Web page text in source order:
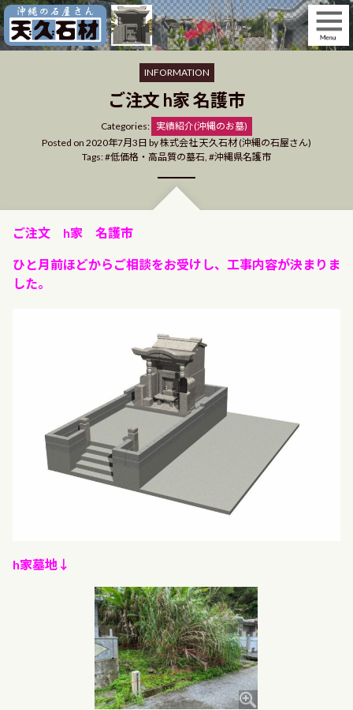
Skip
to
content
INFORMATION
ご注文 h家 名護市
Categories: Categories
実績紹介(沖縄のお墓)
Posted on 2020年7月3日 by株式会社 天久石材 (沖縄の石屋さん)
Tags: 低価格・高品質の墓石, 沖縄県名護市
ご注文 h家 名護市
ひと月前ほどからご相談をお受けし、工事内容が決まりま
した。
h家墓地↓